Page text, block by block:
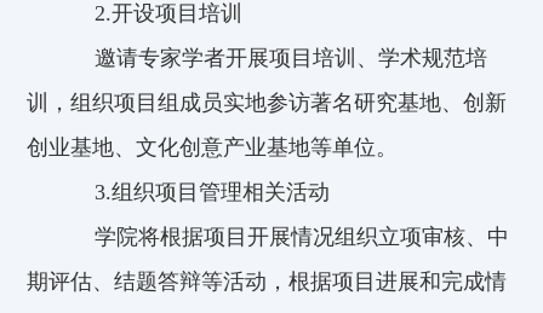
2.开设项目培训
邀请专家学者开展项目培训、学术规范培
训，组织项目组成员实地参访著名研究基地、创新
创业基地、文化创意产业基地等单位。
3.组织项目管理相关活动
学院将根据项目开展情况组织立项审核、中
期评估、结题答辩等活动，根据项目进展和完成情